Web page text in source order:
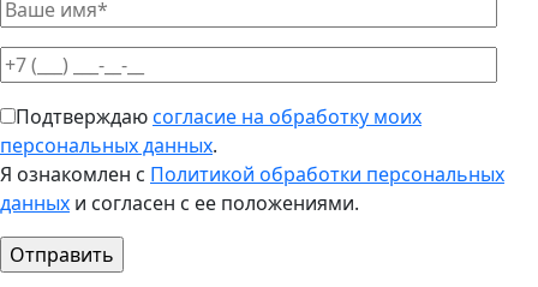
Подтверждаюсогласие на обработку моих
персональных данных.
Я ознакомлен с Политикой обработки персональных
данных и согласен с ее положениями.